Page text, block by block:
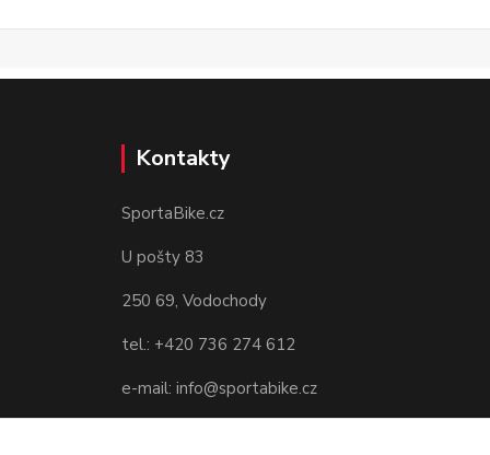
Kontakty
SportaBike.cz
U pošty 83
250 69, Vodochody
tel.: +420 736 274 612
e-mail: info@sportabike.cz